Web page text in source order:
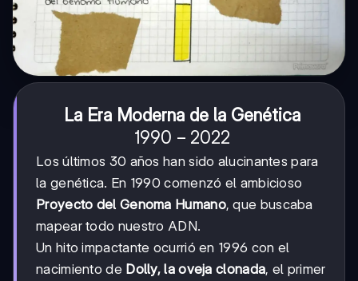
La Era Moderna de la Genética
1990
-
2022
1990 − 2022
Los últimos 30 años han sido alucinantes para
la genética. En 1990 comenzó el ambicioso
Proyecto del Genoma Humano, que buscaba
mapear todo nuestro ADN.
Un hito impactante ocurrió en 1996 con el
nacimiento de Dolly, la oveja clonada, el primer